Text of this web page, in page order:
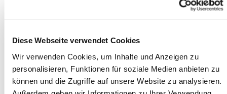
Diese Webseite verwendet Cookies
Wir verwenden Cookies, um Inhalte und Anzeigen zu
personalisieren, Funktionen für soziale Medien anbieten zu
können und die Zugriffe auf unsere Website zu analysieren.
einfache Melderegisterauskunft schriftlich: 14,00
Euro zuzüglich 0,85 Euro Porto
Euro zuzüglich 0,85 Euro Porto
Melderegisterauskunft mit größerem
Verwaltungsaufwand - einfach 20,00 Euro
Melderegisterauskunft mit größerem